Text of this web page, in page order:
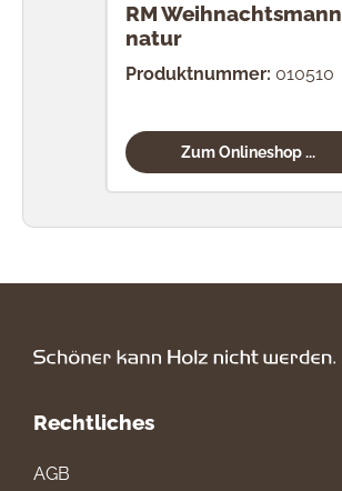
RM Weihnachtsmann
natur
Produktnummer: 010510
Zum Onlineshop ...
Rechtliches
AGB